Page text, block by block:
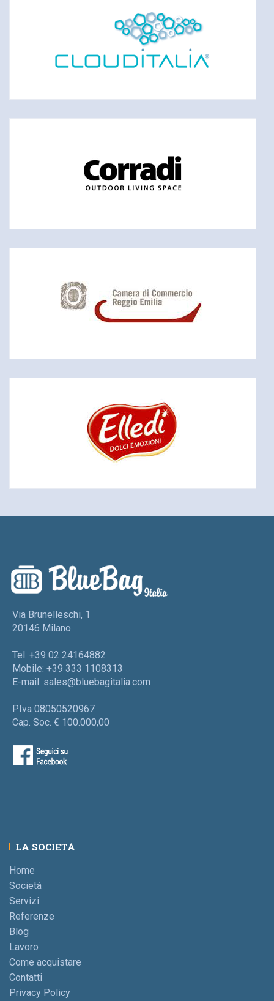
Via Brunelleschi, 1
20146 Milano
Tel: +39 02 24164882
Mobile: +39 333 1108313
E-mail: sales@bluebagitalia.com
P.Iva 08050520967
Cap. Soc. € 100.000,00
LA SOCIETÀ
Home
Società
Servizi
Referenze
Blog
Lavoro
Come acquistare
Contatti
Privacy Policy